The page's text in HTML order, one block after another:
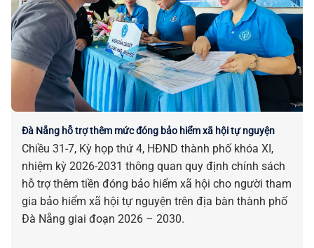
Đà Nẵng hỗ trợ thêm mức đóng bảo hiểm xã hội tự nguyện
Chiều 31-7, Kỳ họp thứ 4, HĐND thành phố khóa XI,
nhiệm kỳ 2026-2031 thông quan quy định chính sách
hỗ trợ thêm tiền đóng bảo hiểm xã hội cho người tham
gia bảo hiểm xã hội tự nguyện trên địa bàn thành phố
Đà Nẵng giai đoạn 2026 – 2030.